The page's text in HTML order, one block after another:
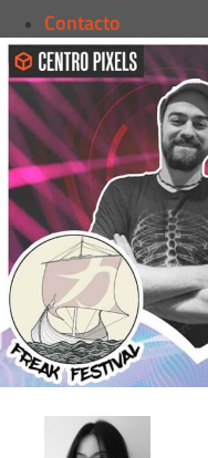
Contacto